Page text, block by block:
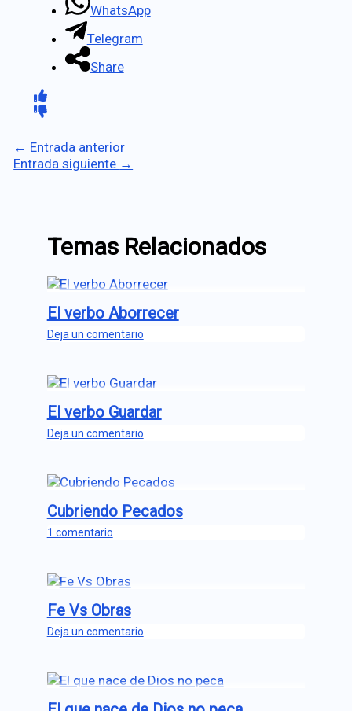
WhatsApp
Telegram
Share
← Entrada anterior
Entrada siguiente →
Temas Relacionados
El verbo Aborrecer
Deja un comentario
El verbo Guardar
Deja un comentario
Cubriendo Pecados
1 comentario
Fe Vs Obras
Deja un comentario